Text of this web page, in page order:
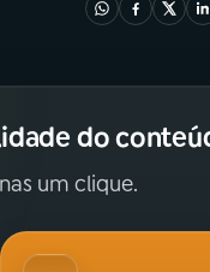
do
um clique.